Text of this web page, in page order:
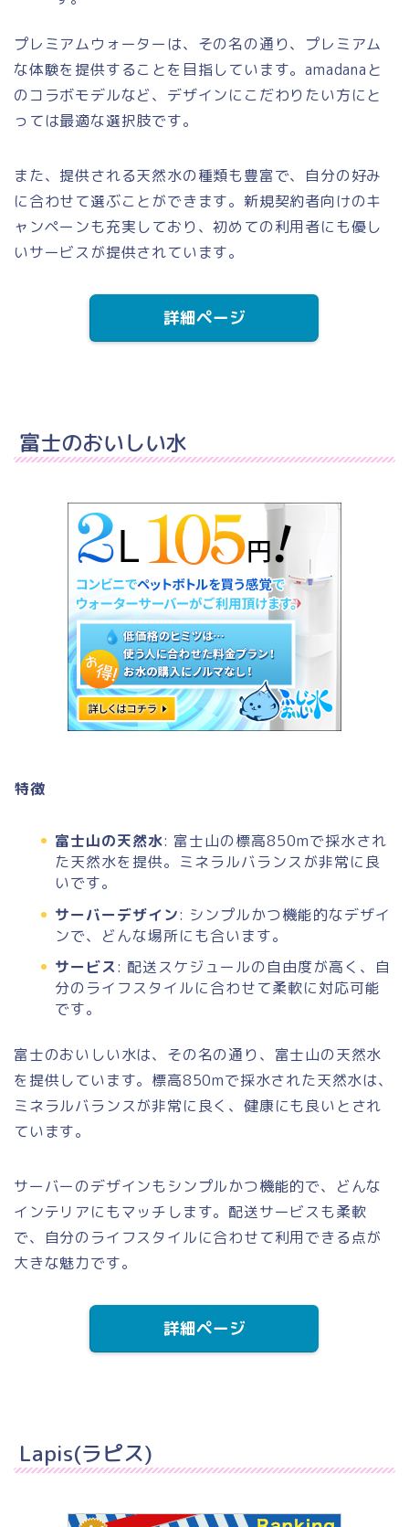
プレミアムウォーターは、その名の通り、プレミアム
な体験を提供することを目指しています。amadanaと
のコラボモデルなど、デザインにこだわりたい方にと
っては最適な選択肢です。
また、提供される天然水の種類も豊富で、自分の好み
に合わせて選ぶことができます。新規契約者向けのキ
ャンペーンも充実しており、初めての利用者にも優し
いサービスが提供されています。
詳細ページ
富士のおいしい水
特徴
富士山の天然水: 富士山の標高850mで採水され
た天然水を提供。ミネラルバランスが非常に良
いです。
サーバーデザイン: シンプルかつ機能的なデザイ
ンで、どんな場所にも合います。
サービス: 配送スケジュールの自由度が高く、自
分のライフスタイルに合わせて柔軟に対応可能
です。
富士のおいしい水は、その名の通り、富士山の天然水
を提供しています。標高850mで採水された天然水は、
ミネラルバランスが非常に良く、健康にも良いとされ
ています。
サーバーのデザインもシンプルかつ機能的で、どんな
インテリアにもマッチします。配送サービスも柔軟
で、自分のライフスタイルに合わせて利用できる点が
大きな魅力です。
詳細ページ
Lapis(ラピス)